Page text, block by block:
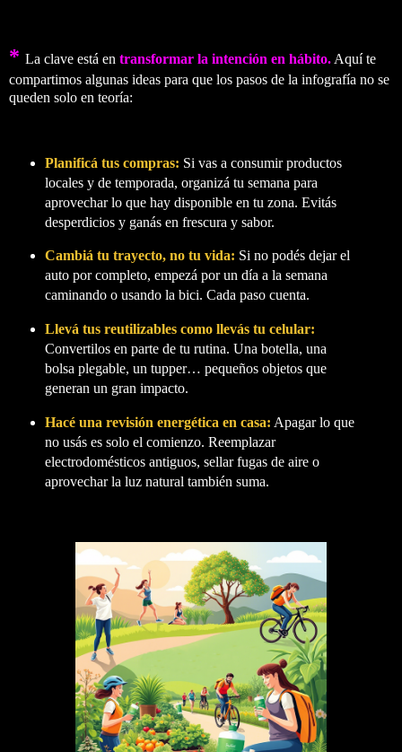
* La clave está en transformar la intención en hábito. Aquí te
compartimos algunas ideas para que los pasos de la infografía no se
queden solo en teoría:
Planificá tus compras: Si vas a consumir productos
locales y de temporada, organizá tu semana para
aprovechar lo que hay disponible en tu zona. Evitás
desperdicios y ganás en frescura y sabor.
Cambiá tu trayecto, no tu vida: Si no podés dejar el
auto por completo, empezá por un día a la semana
caminando o usando la bici. Cada paso cuenta.
Llevá tus reutilizables como llevás tu celular:
Convertilos en parte de tu rutina. Una botella, una
bolsa plegable, un tupper… pequeños objetos que
generan un gran impacto.
Hacé una revisión energética en casa: Apagar lo que
no usás es solo el comienzo. Reemplazar
electrodomésticos antiguos, sellar fugas de aire o
aprovechar la luz natural también suma.